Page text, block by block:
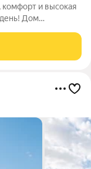
комфорт и высокая
Дом
готовая,